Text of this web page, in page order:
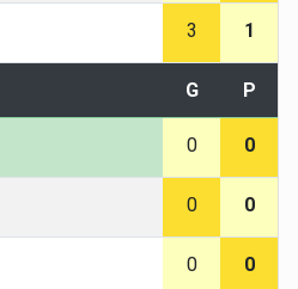
3 1
G P
0 0
0 0
0 0